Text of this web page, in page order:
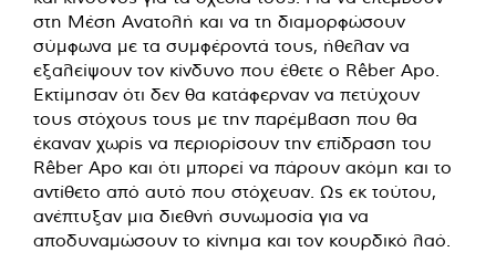
στη Μέση Ανατολή και να τη διαμορφώσουν
σύμφωνα με τα συμφέροντά τους, ήθελαν να
εξαλείψουν τον κίνδυνο που έθετε ο Rêber Apo.
Εκτίμησαν ότι δεν θα κατάφερναν να πετύχουν
τους στόχους τους με την παρέμβαση που θα
έκαναν χωρίς να περιορίσουν την επίδραση του
Rêber Apo και ότι μπορεί να πάρουν ακόμη και το
αντίθετο από αυτό που στόχευαν. Ως εκ τούτου,
ανέπτυξαν μια διεθνή συνωμοσία για να
αποδυναμώσουν το κίνημα και τον κουρδικό λαό.